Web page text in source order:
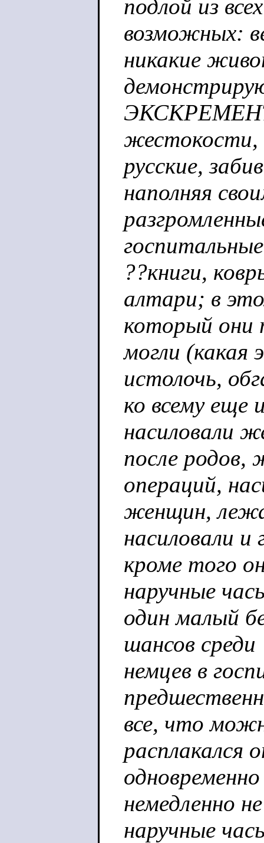
подлой из всех
возможных:
никакие
жестокости,
русские,
наполняя
??книги,
алтари; в
который они
могли (какая
истолочь,
ко всему еще
насиловали
после
операций,
женщин,
насиловали и
кроме того
наручные
один малый
шансов среди
немцев в
все, что
расплакался
немедленно
наручные